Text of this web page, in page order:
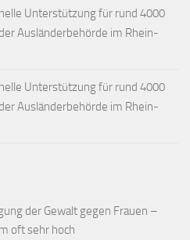
Unterstützung für rund 4000
Ausländerbehörde im Rhein-
Unterstützung für rund 4000
Ausländerbehörde im Rhein-
der Gewalt gegen Frauen –
oft sehr hoch